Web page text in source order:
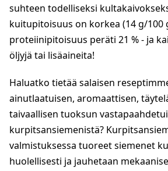
suhteen todelliseksi
kuitupitoisuus on korkea (14 g/100
proteiinipitoisuus peräti 21 % - ja
öljyjä tai lisäaineita!
Haluatko tietää salaisen
ainutlaatuisen, aromaattisen,
taivaallisen tuoksun
kurpitsansiemenistä?
valmistuksessa tuoreet siemenet
huolellisesti ja jauhetaan